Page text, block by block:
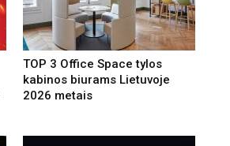
TOP 3 Office Space tylos
kabinos biurams Lietuvoje
2026 metais